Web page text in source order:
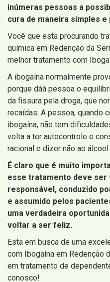
inúmeras pessoas a
cura de maneira simples e
Você que esta procurando
química em Redenção da
melhor tratamento com
A ibogaína normalmente
porque dáà pessoa o
da fissura pela droga, que
recaídas. A pessoa, quando
ibogaína, não tem
volta a ter autocontrole e
racional e dizer não ao
É claro que é muito
esse tratamento deve ser
responsável, conduzido
e assumido pelos
uma verdadeira
voltar a ser feliz.
Esta em busca de uma
com Ibogaína em Redenção
em tratamento de
conosco!